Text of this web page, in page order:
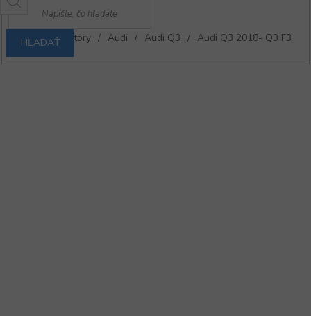
HĽADAŤ
Domov
/ Deflektory / Audi / Audi Q3 / Audi Q3 2018- Q3 F3